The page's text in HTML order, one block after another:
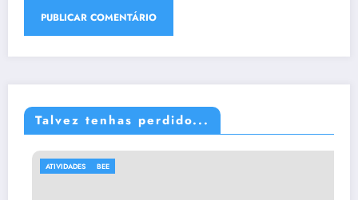
Talvez tenhas perdido...
ATIVIDADES BEE